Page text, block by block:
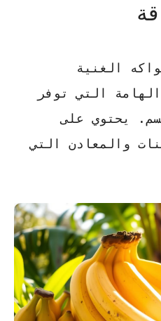
الغنية
التي توفر
يحتوي على
والمعادن التي